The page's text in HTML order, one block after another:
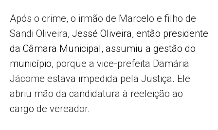
Após o crime, o irmão de Marcelo e filho de
Sandi Oliveira, Jessé Oliveira, então presidente
da Câmara Municipal, assumiu a gestão do
município, porque a vice-prefeita Damária
Jácome estava impedida pela Justiça. Ele
abriu mão da candidatura à reeleição ao
cargo de vereador.